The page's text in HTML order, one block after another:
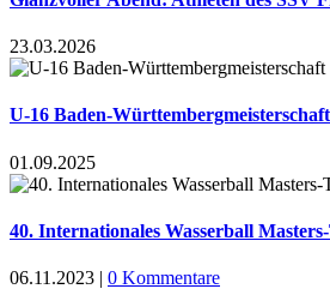
23.03.2026
U-16 Baden-
01.09.2025
40. Internationales Wasserball
06.11.2023 | 0 Kommentare